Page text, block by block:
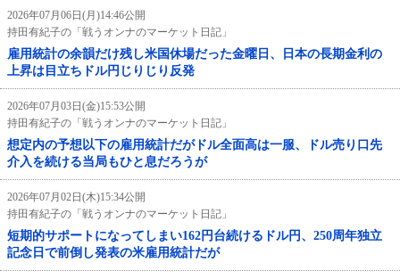
2026年07月06日(月)14:46公開
持田有紀子の「戦うオンナのマーケット日記」
雇用統計の余韻だけ残し米国休場だった金曜日、日本の長期金利の
上昇は目立ちドル円じりじり反発
2026年07月03日(金)15:53公開
持田有紀子の「戦うオンナのマーケット日記」
想定内の予想以下の雇用統計だがドル全面高は一服、ドル売り口先
介入を続ける当局もひと息だろうが
2026年07月02日(木)15:34公開
持田有紀子の「戦うオンナのマーケット日記」
短期的サポートになってしまい162円台続けるドル円、250周年独立
記念日で前倒し発表の米雇用統計だが